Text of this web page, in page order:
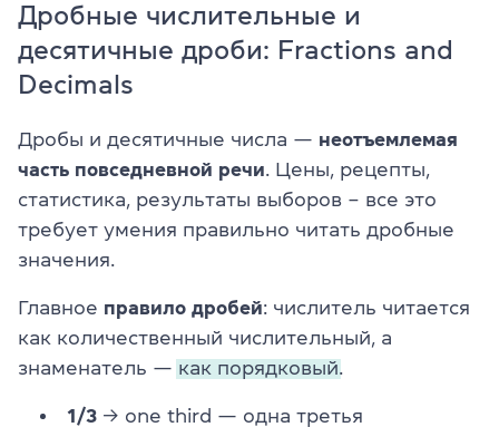
Дробные числительные и
десятичные дроби: Fractions and
Decimals
Дробы и десятичные числа — неотъемлемая
часть повседневной речи . Цены, рецепты,
статистика, результаты выборов – все это
требует умения правильно читать дробные
значения.
Главное правило дробей: числитель читается
как количественный числительный, а
знаменатель — как порядковый.
1/3 → one third — одна третья